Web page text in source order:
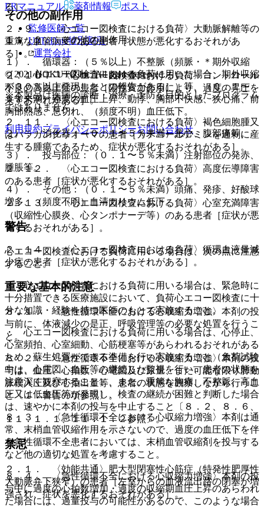
る］。
２．９． 〈心エコー図検査における負荷〉大動脈解離等の
重篤な血管病変のある患者［状態が悪化するおそれがあ
る］。
２．１０． 〈心エコー図検査における負荷〉コントロール
不良の高血圧症の患者［陽性変力作用により、過度の昇圧を
来すおそれがある］。
２．１１． 〈心エコー図検査における負荷〉褐色細胞腫又
はパラガングリオーマの患者［カテコールアミンを過剰に産
生する腫瘍であるため、症状が悪化するおそれがある］。
２．１２． 〈心エコー図検査における負荷〉高度伝導障害
のある患者［症状が悪化するおそれがある］。
２．１３． 〈心エコー図検査における負荷〉心室充満障害
（収縮性心膜炎、心タンポナーデ等）のある患者［症状が悪
化するおそれがある］。
２．１４． 〈心エコー図検査における負荷〉循環血液量減
少症の患者［症状が悪化するおそれがある］。
重要な基本的注意
８．１． 〈急性循環不全における心収縮力増強〉本剤の投
与前に、体液減少の是正、呼吸管理等の必要な処置を行うこ
と。
８．２． 〈急性循環不全における心収縮力増強〉本剤の投
与は、血圧、心拍数、心電図及び尿量、また可能な限り肺動
脈楔入圧及び心拍出量等、患者の状態を観察しながら行うこ
と〔１．警告の項参照〕。
８．３． 〈急性循環不全における心収縮力増強〉本剤は通
常、末梢血管収縮作用を示さないので、過度の血圧低下を伴
う急性循環不全患者においては、末梢血管収縮剤を投与する
など他の適切な処置を考慮すること。
８．４． 〈急性循環不全における心収縮力増強〉本剤の投
与中に過度の心拍数増加・過度の収縮期血圧上昇のあらわれ
た場合には、過量投与の可能性があるので、このような場合
その他の副作用
１１．２． その他の副作用
１）． 循環器：（５％以上）不整脈（頻脈・＊期外収縮
［＊：心エコー図検査における負荷に用いた場合、期外収縮
が３０％以上発現したとの報告がある］）等、（０．１〜
５％未満）過度の血圧上昇、動悸、胸部不快感、狭心痛、前
胸部熱感、息切れ、（頻度不明）血圧低下。
２）． 消化器：（０．１〜５％未満）悪心、腹部痛等。
３）． 投与部位：（０．１〜５％未満）注射部位の発赤、
腫脹等。
４）． その他：（０．１〜５％未満）頭痛、発疹、好酸球
増多、（頻度不明）血清カリウム低下。
警告
心エコー図検査における負荷に用いる場合は、次の点に注意
すること。
・ 心エコー図検査における負荷に用いる場合は、緊急時に
十分措置できる医療施設において、負荷心エコー図検査に十
分な知識・経験を持つ医師のもとで実施すること。
・ 心エコー図検査における負荷に用いる場合は、心停止、
心室頻拍、心室細動、心筋梗塞等があらわれるおそれがある
ため、蘇生処置ができる準備を行い実施すること（負荷試験
中は、心電図、血圧等の継続した監視を行い、患者の状態を
注意深く観察すること）、また、重篤な胸痛、不整脈、高血
圧又は低血圧等が発現し、検査の継続が困難と判断した場合
は、速やかに本剤の投与を中止すること〔８．２、８．６、
１１．１．１、１１．１．２参照〕。
禁忌
２．１． 〈効能共通〉肥大型閉塞性心筋症（特発性肥厚性
大動脈弁下狭窄）の患者［左室からの血液流出路の閉塞が増
強され、症状を悪化するおそれがある］。
ERマニュアル
薬剤情報 ポスト
監修医師一覧
UpToDate特別割引
運営会社
© 2021 HOKUTO Inc. All rights reserved.
※本製品は疾病の診断・治療・予防を目的としたプログラム
ではありません。
利用規約プライバシーポリシーお問い合わせ